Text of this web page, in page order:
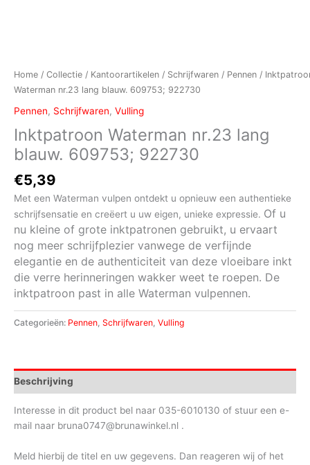
Home / Collectie / Kantoorartikelen / Schrijfwaren / Pennen /
Waterman nr.23 lang blauw. 609753; 922730
Pennen, Schrijfwaren, Vulling
Inktpatroon Waterman nr.23 lang
blauw. 609753; 922730
€5,39
Met een Waterman vulpen ontdekt u opnieuw een authentieke
schrijfsensatie en creëert u uw eigen, unieke expressie. Of u
nu kleine of grote inktpatronen gebruikt, u ervaart
nog meer schrijfplezier vanwege de verfijnde
elegantie en de authenticiteit van deze vloeibare inkt
die verre herinneringen wakker weet te roepen. De
inktpatroon past in alle Waterman vulpennen.
Categorieën: Pennen, Schrijfwaren, Vulling
Beschrijving
Interesse in dit product bel naar 035-6010130 of stuur een e-
mail naar bruna0747@brunawinkel.nl .
Meld hierbij de titel en uw gegevens. Dan reageren wij of het